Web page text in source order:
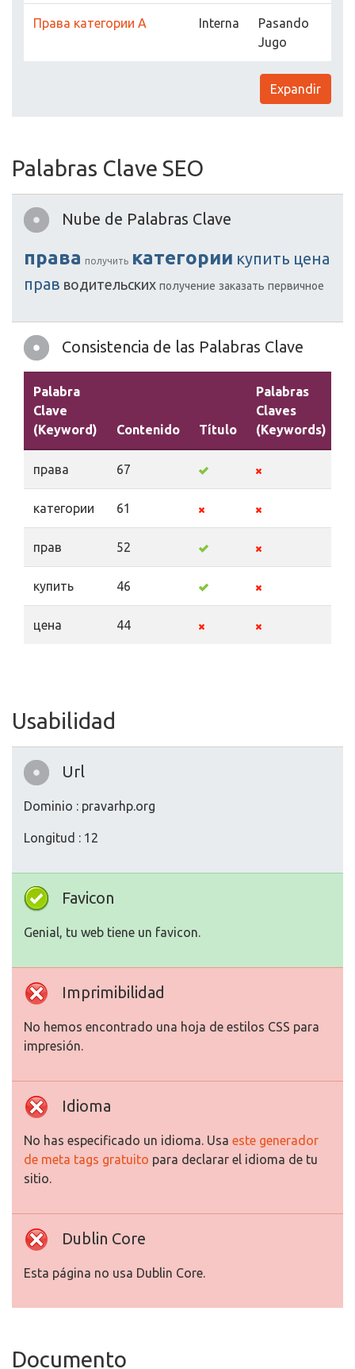
Права категории А Interna
Pasando
Jugo
Expandir
Palabras Clave SEO
Nube de Palabras Clave
права получить категории купить цена
прав водительских получение заказать первичное
Consistencia de las Palabras Clave
Palabra
Clave
(Keyword)
Contenido Título
Palabras
Claves
(Keywords)
права 67
категории 61
прав 52
купить 46
цена 44
Usabilidad
Url
Dominio : pravarhp.org
Longitud : 12
Favicon
Genial, tu web tiene un favicon.
Imprimibilidad
No hemos encontrado una hoja de estilos CSS para
impresión.
Idioma
No has especificado un idioma. Usa este generador
de meta tags gratuito para declarar el idioma de tu
sitio.
Dublin Core
Esta página no usa Dublin Core.
Documento